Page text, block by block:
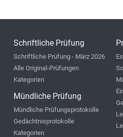
Schriftliche Prüfung
Schriftliche Prüfung - März 2026
Alle Original-Prüfungen
Kategorien
Mündliche Prüfung
Mündliche Prüfungsprotokolle
Gedächtnisprotokolle
Kategorien